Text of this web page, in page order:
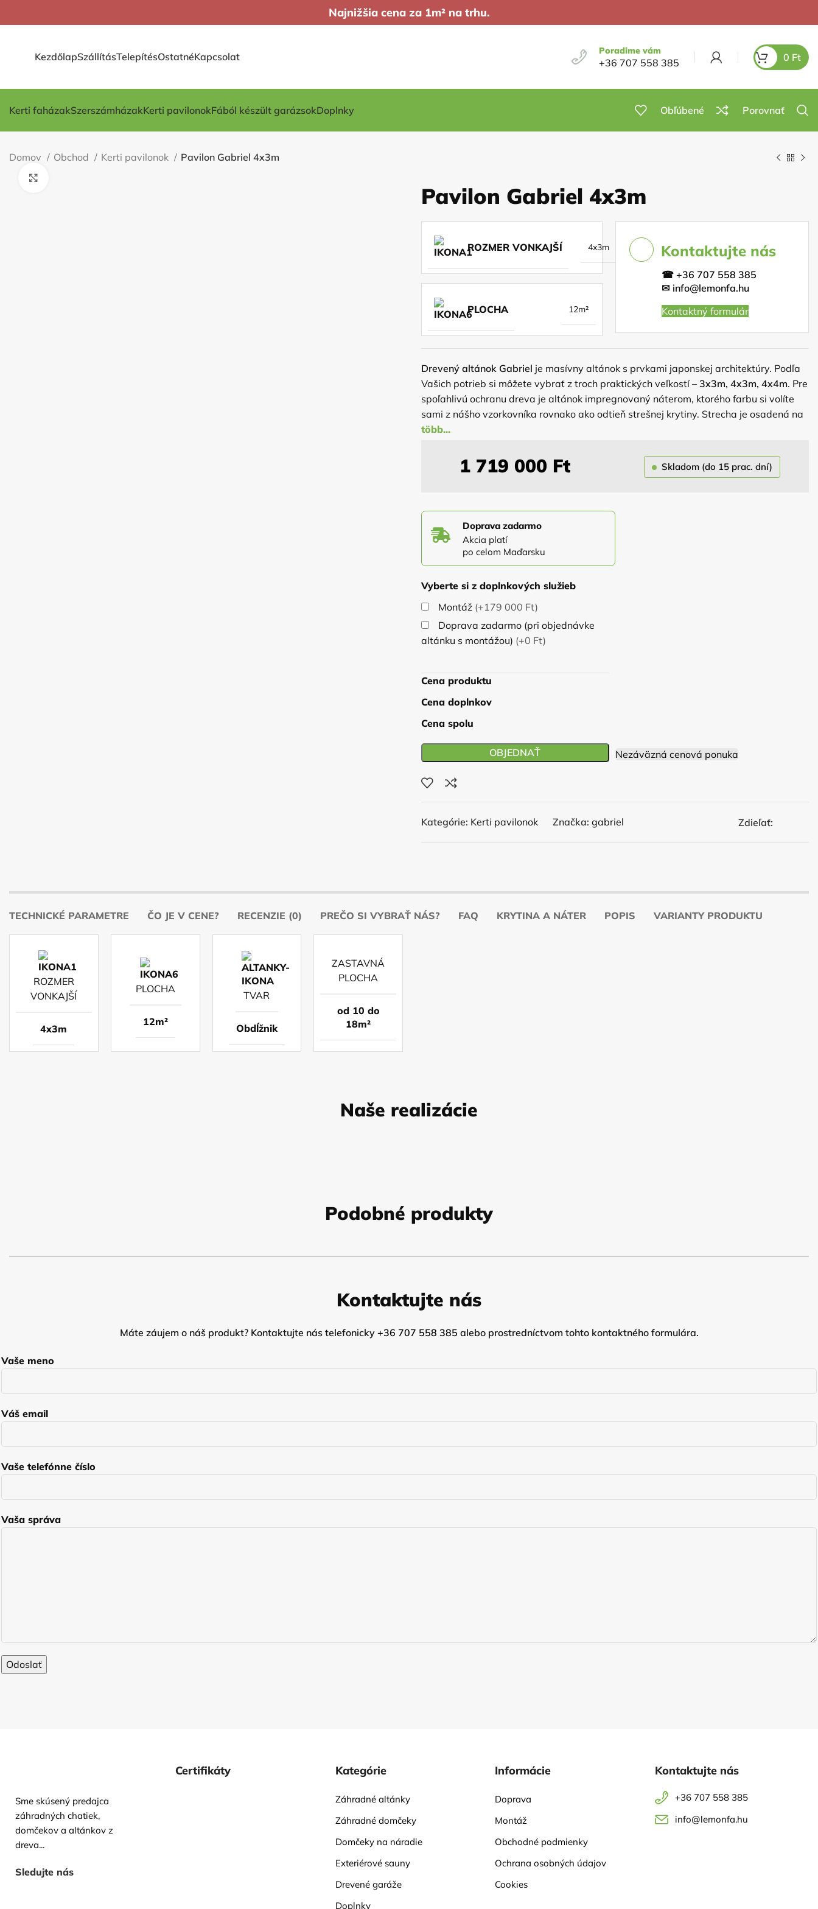
Najnižšia cena za 1m² na trhu.
KezdőlapSzállításTelepítésOstatnéKapcsolat
Poradime vám
+36 707 558 385 0 Ft
Kerti faházakSzerszámházakKerti pavilonokFából készült garázsokDoplnky Obľúbené Porovnať
Domov Obchod Kerti pavilonok Pavilon Gabriel 4x3m
Pavilon Gabriel 4x3m
ROZMER VONKAJŠÍ 4x3m
PLOCHA 12m²
Kontaktujte nás
☎ +36 707 558 385
✉ info@lemonfa.hu
Kontaktný formulár
Drevený altánok Gabriel je masívny altánok s prvkami japonskej architektúry. Podľa
Vašich potrieb si môžete vybrať z troch praktických veľkostí – 3x3m, 4x3m, 4x4m. Pre
spoľahlivú ochranu dreva je altánok impregnovaný náterom, ktorého farbu si volíte
sami z nášho vzorkovníka rovnako ako odtieň strešnej krytiny. Strecha je osadená na
masívnej konštrukcii z kvalitných hranolov, ktoré zaručujú dokonalú stabilitu altánku
kotviace prvky.V cene altánku je taktiež jeho krytina a náter.
1 719 000 Ft Skladom (do 15 prac. dní)
Doprava zadarmo
Akcia platí
po celom Maďarsku
Vyberte si z doplnkových služieb
Montáž (+179 000 Ft)
Doprava zadarmo (pri objednávke
altánku s montážou) (+0 Ft)
Cena produktu
Cena doplnkov
Cena spolu
OBJEDNAŤ Nezáväzná cenová ponuka
Kategórie: Kerti pavilonok Značka: gabriel Zdieľať:
TECHNICKÉ PARAMETRE ČO JE V CENE? RECENZIE (0) PREČO SI VYBRAŤ NÁS? FAQ KRYTINA A NÁTER POPIS VARIANTY PRODUKTU
ROZMER
VONKAJŠÍ
4x3m
PLOCHA
12m²
TVAR
Obdĺžnik
ZASTAVNÁ
PLOCHA
od 10 do
18m²
Naše realizácie
Podobné produkty
Kontaktujte nás
Máte záujem o náš produkt? Kontaktujte nás telefonicky +36 707 558 385 alebo prostredníctvom tohto kontaktného formulára.
Vaše meno
Váš email
Vaše telefónne číslo
Vaša správa
Sme skúsený predajca
záhradných chatiek,
domčekov a altánkov z
dreva...
Sledujte nás
Certifikáty Kategórie
Záhradné altánky
Záhradné domčeky
Domčeky na náradie
Exteriérové sauny
Drevené garáže
Doplnky
Informácie
Doprava
Montáž
Obchodné podmienky
Ochrana osobných údajov
Cookies
Kontaktujte nás
+36 707 558 385
info@lemonfa.hu